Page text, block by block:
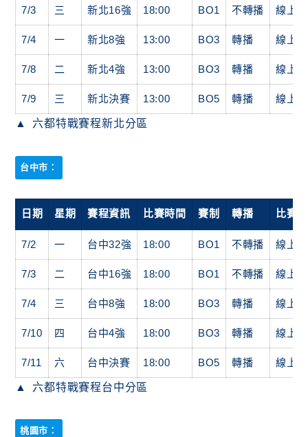
7/3 三 新北16強 18:00 BO1 不轉播 線上
7/4 一 新北8強 13:00 BO3 轉播 線上
7/8 二 新北4強 13:00 BO3 轉播 線上
7/9 三 新北決賽 13:00 BO5 轉播 線上
六都特戰賽程新北分區
台中市：
日期 星期 賽程資訊 比賽時間 賽制 轉播 比賽
7/2 一 台中32強 18:00 BO1 不轉播 線上
7/3 二 台中16強 18:00 BO1 不轉播 線上
7/4 三 台中8強 18:00 BO3 轉播 線上
7/10 四 台中4強 18:00 BO3 轉播 線上
7/11 六 台中決賽 18:00 BO5 轉播 線上
六都特戰賽程台中分區
桃園市：